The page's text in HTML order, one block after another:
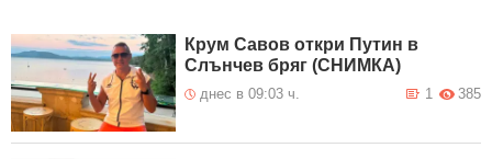
Крум Савов откри Путин в
Слънчев бряг (СНИМКА)
днес в 09:03 ч. 385
1